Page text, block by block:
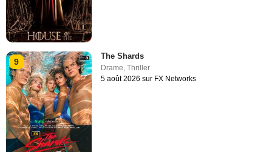
9
The Shards
Drame ,Thriller
5 août 2026 sur FX Networks